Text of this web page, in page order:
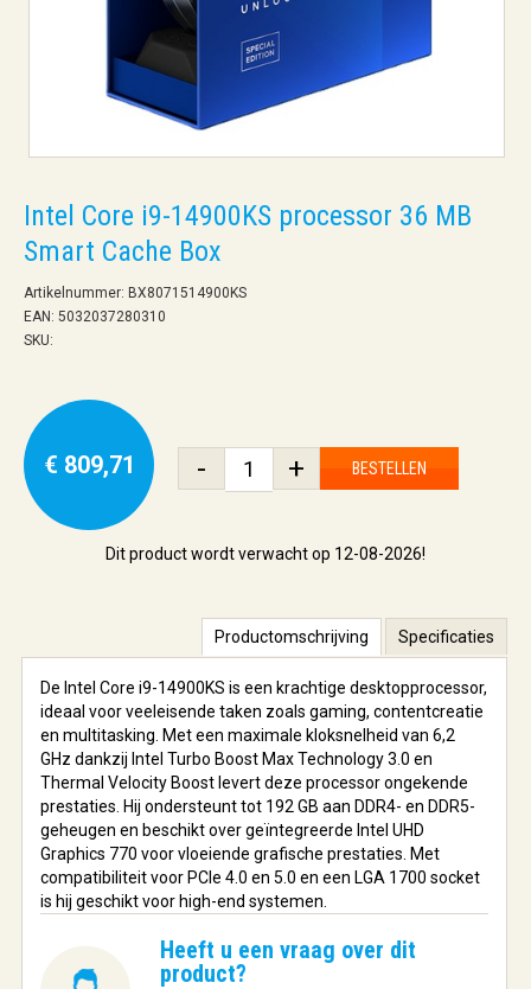
Intel Core i9-14900KS processor 36 MB
Smart Cache Box
Artikelnummer: BX8071514900KS
EAN: 5032037280310
SKU:
€ 809,71 - + BESTELLEN
Dit product wordt verwacht op 12-08-2026!
Productomschrijving Specificaties
De Intel Core i9-14900KS is een krachtige desktopprocessor,
ideaal voor veeleisende taken zoals gaming, contentcreatie
en multitasking. Met een maximale kloksnelheid van 6,2
GHz dankzij Intel Turbo Boost Max Technology 3.0 en
Thermal Velocity Boost levert deze processor ongekende
prestaties. Hij ondersteunt tot 192 GB aan DDR4- en DDR5-
geheugen en beschikt over geïntegreerde Intel UHD
Graphics 770 voor vloeiende grafische prestaties. Met
compatibiliteit voor PCIe 4.0 en 5.0 en een LGA 1700 socket
is hij geschikt voor high-end systemen.
Heeft u een vraag over dit
product?